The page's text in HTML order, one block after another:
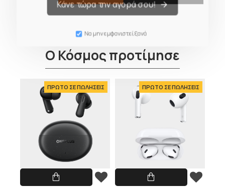
Κάνε τώρα την αγορά σου!
Να μην εμφανιστεί ξανά
Ο Κόσμος προτίμησε
ΠΡΩΤΟ ΣΕ ΠΩΛΗΣΕΙΣ ΠΡΩΤΟ ΣΕ ΠΩΛΗΣΕΙΣ